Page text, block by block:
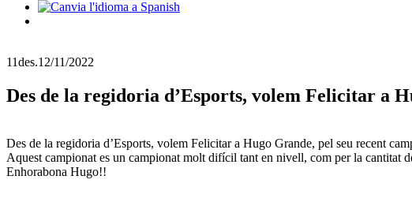
11des.12/11/2022
Des de la regidoria d’Esports, volem Felicitar a
Des de la regidoria d’Esports, volem Felicitar a Hugo Grande, pel seu recent
Aquest campionat es un campionat molt difícil tant en nivell, com per la cantitat
Enhorabona Hugo!!